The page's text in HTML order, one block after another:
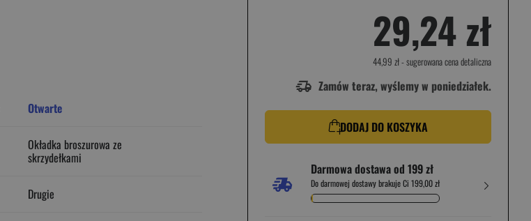
29,24 zł
44,99 zł- sugerowana cena detaliczna
Zamów teraz, wyślemy w poniedziałek.
DODAJ DO KOSZYKA
Darmowa dostawa od 199 zł
Do darmowej dostawy brakuje Ci 199,00 zł
Otwarte
Okładka broszurowa ze
skrzydełkami
Drugie